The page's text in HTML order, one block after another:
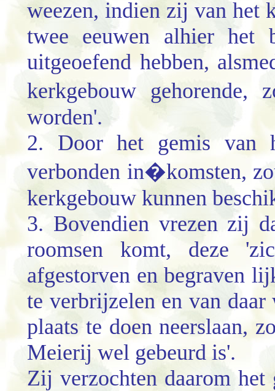
weezen, indien zij van het
twee eeuwen alhier het
uitgeoefend hebben,
kerkgebouw gehorende,
worden'.
2. Door het gemis van
verbonden in�komsten,
kerkgebouw kunnen
3. Bovendien vrezen zij
roomsen komt, deze
afgestorven en begraven
te verbrijzelen en van daar
plaats te doen neerslaan,
Meierij wel gebeurd is'.
Zij verzochten daarom het